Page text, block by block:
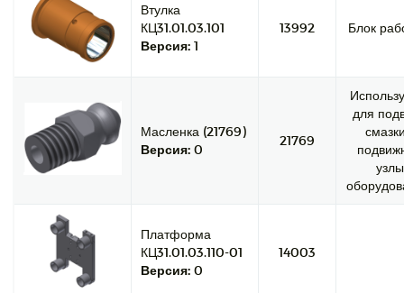
Втулка
КЦ31.01.03.101
Версия: 1
13992 Блок
Масленка (21769)
Версия: 0
21769
для
узлы
Платформа
КЦ31.01.03.110-01
Версия: 0
14003